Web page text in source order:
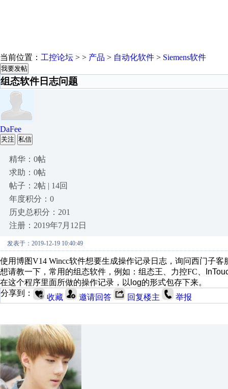
当前位置： 工控论坛 > > 产品 > 自动化软件 > Siemens软件
我要发帖
组态软件日志问题
DaFee
关注 私信
精华：0帖
求助：0帖
帖子：2帖 | 14回
年度积分：0
历史总积分：201
注册：2019年7月12日
发表于：2019-12-19 10:40:49
使用博图V14 Wincc软件想要生成操作记录日志，询问西门子客
想请教一下，常用的组态软件，例如：组态王、力控FC、
在这个程序里面所做的操作记录，以log的形式包存下来。
分享到：
收藏 邀请回答 回复楼主 举报